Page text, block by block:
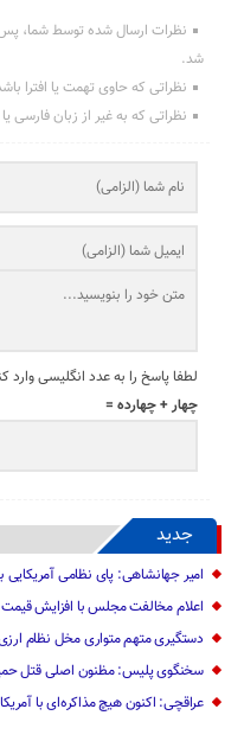
نظرات ارسال شده توسط شما،
شد.
نظراتی که حاوی تهمت یا افترا
نظراتی که به غیر از زبان فارسی
لطفا پاسخ را به عدد انگلیسی وارد
چهار + چهارده =
جدید
امیر جهانشاهی: پای نظامی آمریکایی
اعلام مخالفت مجلس با افزایش قیمت
دستگیری متهم متواری مخل نظام
سخنگوی پلیس: مظنون اصلی قتل
عراقچی: اکنون هیچ مذاکره‌ای با